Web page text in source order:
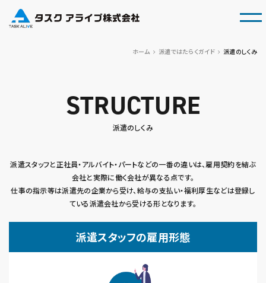
ホーム 派遣ではたらくガイド 派遣のしくみ
STRUCTURE
派遣のしくみ
派遣スタッフと正社員・アルバイト・パートなどの一番の違いは、雇用契約を結ぶ
会社と実際に働く会社が異なる点です。
仕事の指示等は派遣先の企業から受け、給与の支払い・福利厚生などは登録し
ている派遣会社から受ける形となります。
派遣スタッフの雇用形態